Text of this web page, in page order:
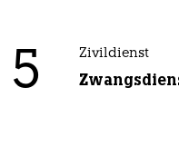
5 Zivildienst